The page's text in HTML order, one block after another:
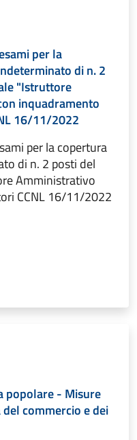
per la
di n. 2
"Istruttore
inquadramento
16/11/2022
per la copertura
di n. 2 posti del
Amministrativo
CCNL 16/11/2022
popolare - Misure
commercio e dei